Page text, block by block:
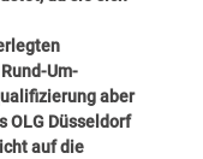
Um-
aber
OLG Düsseldorf
auf die